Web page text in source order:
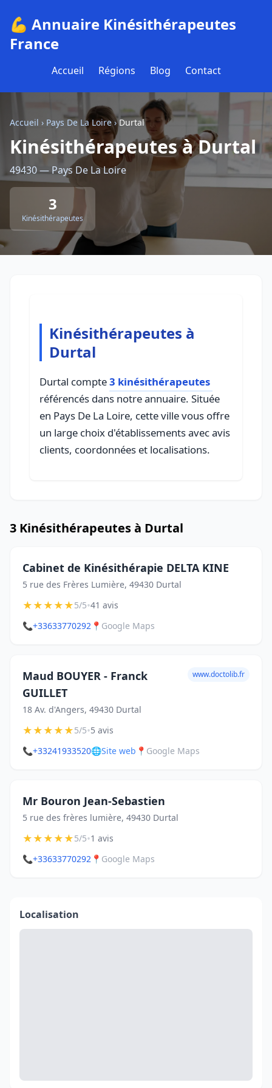
💪 Annuaire Kinésithérapeutes
France
Accueil Régions Blog Contact
Accueil › Pays De La Loire›Durtal
Kinésithérapeutes à Durtal
49430 — Pays De La Loire
3
Kinésithérapeutes
Kinésithérapeutes à
Durtal
Durtal compte3 kinésithérapeutes
référencés dans notre annuaire. Située
en Pays De La Loire, cette ville vous offre
un large choix d'établissements avec avis
clients, coordonnées et localisations.
3 Kinésithérapeutes à Durtal
Cabinet de Kinésithérapie DELTA KINE
5 rue des Frères Lumière, 49430 Durtal
★★★★★5/5•41 avis
📞+33633770292 📍 Google Maps
Maud BOUYER - Franck
GUILLET
18 Av. d'Angers, 49430 Durtal
www.doctolib.fr
★★★★★5/5•5 avis
📞+33241933520🌐Site web 📍 Google Maps
Mr Bouron Jean-Sebastien
5 rue des frères lumière, 49430 Durtal
★★★★★5/5•1 avis
📞+33633770292 📍 Google Maps
Localisation